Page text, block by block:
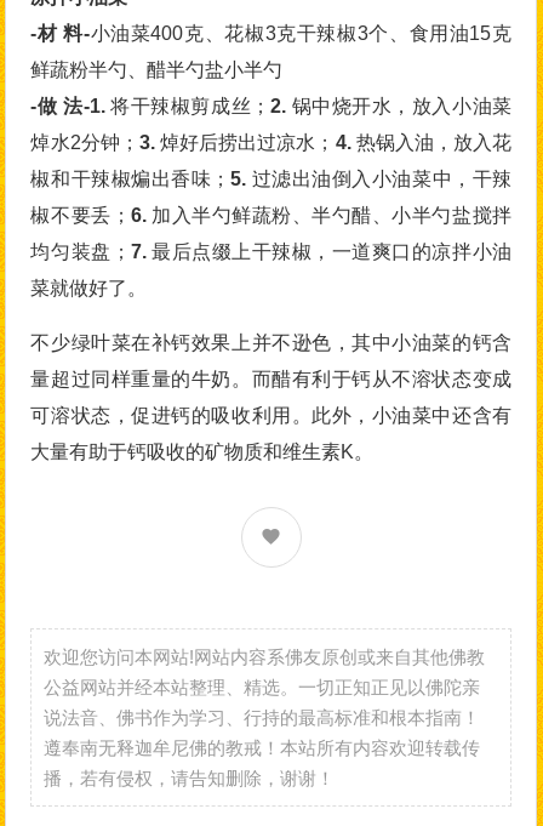
-材 料-小油菜400克、花椒3克干辣椒3个、食用油15克
鲜蔬粉半勺、醋半勺盐小半勺
-做 法-1.将干辣椒剪成丝；2. 锅中烧开水，放入小油菜
焯水2分钟； 3. 焯好后捞出过凉水； 4.热锅入油，放入花
椒和干辣椒煸出香味；5. 过滤出油倒入小油菜中，干辣
椒不要丢； 6.加入半勺鲜蔬粉、半勺醋、小半勺盐搅拌
均匀装盘； 7.最后点缀上干辣椒，一道爽口的凉拌小油
菜就做好了。
不少绿叶菜在补钙效果上并不逊色，其中小油菜的钙含
量超过同样重量的牛奶。而醋有利于钙从不溶状态变成
可溶状态，促进钙的吸收利用。此外，小油菜中还含有
大量有助于钙吸收的矿物质和维生素K。
欢迎您访问本网站!网站内容系佛友原创或来自其他佛教
公益网站并经本站整理、精选。一切正知正见以佛陀亲
说法音、佛书作为学习、行持的最高标准和根本指南！
遵奉南无释迦牟尼佛的教戒！本站所有内容欢迎转载传
播，若有侵权，请告知删除，谢谢！